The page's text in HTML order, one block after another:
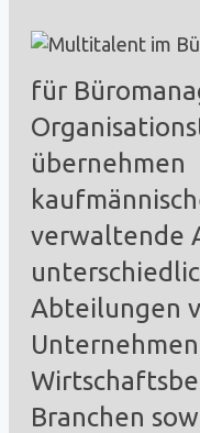
für
übernehmen
verwaltende
Abteilungen
Branchen